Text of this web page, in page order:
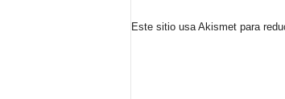
Este sitio usa Akismet para